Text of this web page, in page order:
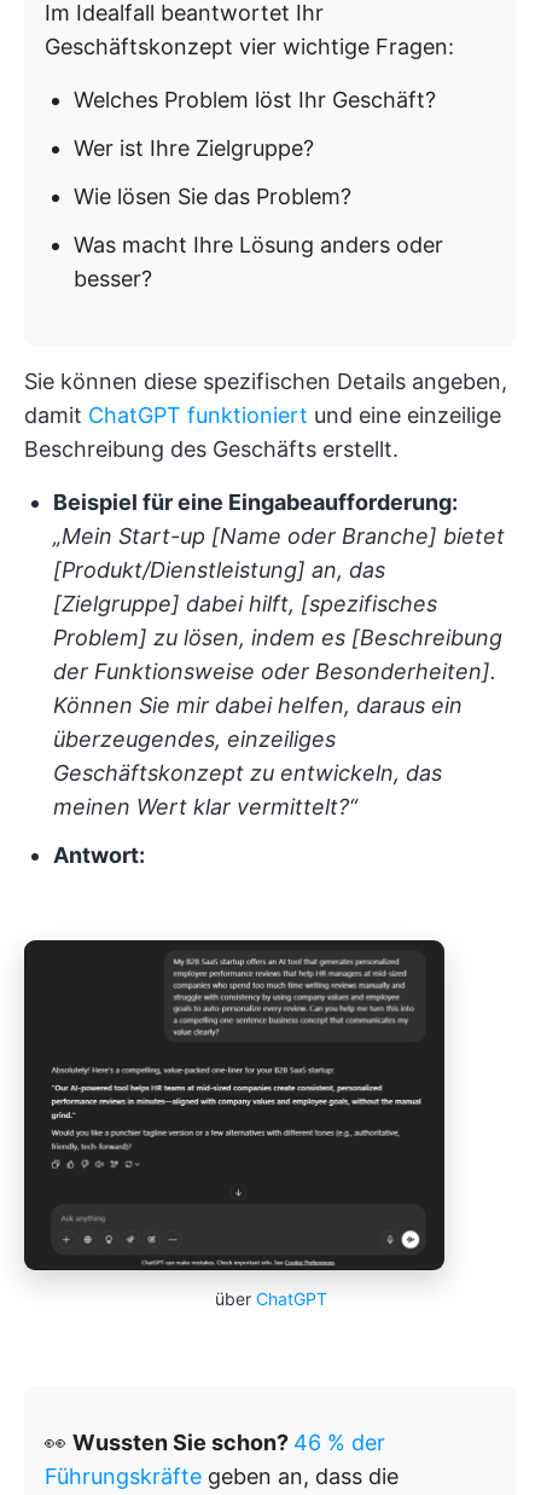
Im Idealfall beantwortet Ihr
Geschäftskonzept vier wichtige Fragen:
Welches Problem löst Ihr Geschäft?
Wer ist Ihre Zielgruppe?
Wie lösen Sie das Problem?
Was macht Ihre Lösung anders oder
besser?
Sie können diese spezifischen Details angeben,
damit ChatGPT funktioniert und eine einzeilige
Beschreibung des Geschäfts erstellt.
Beispiel für eine Eingabeaufforderung:
„Mein Start-up [Name oder Branche] bietet
[Produkt/Dienstleistung] an, das
[Zielgruppe] dabei hilft, [spezifisches
Problem] zu lösen, indem es [Beschreibung
der Funktionsweise oder Besonderheiten].
Können Sie mir dabei helfen, daraus ein
überzeugendes, einzeiliges
Geschäftskonzept zu entwickeln, das
meinen Wert klar vermittelt?“
Antwort:
über ChatGPT
👀 Wussten Sie schon? 46 % der
Führungskräfte geben an, dass die